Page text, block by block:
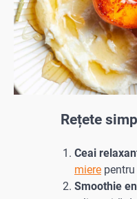
Rețete
Ceai
miere
Smoothie